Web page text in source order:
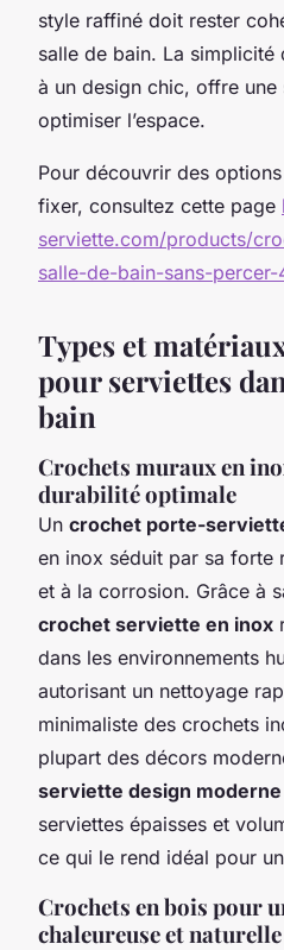
style raffiné doit rester
salle de bain. La simplicité
à un design chic, offre
optimiser l’espace.
Pour découvrir des
fixer, consultez cette page
serviette.com/products/
salle-de-bain-sans-
Types et
pour serviettes
bain
Crochets muraux en
durabilité optimale
Un crochet porte-
en inox séduit par sa forte
et à la corrosion. Grâce à
crochet serviette en inox
dans les environnements
autorisant un nettoyage
minimaliste des crochets
plupart des décors
serviette design moderne
serviettes épaisses et
ce qui le rend idéal pour
Crochets en bois pour
chaleureuse et naturelle